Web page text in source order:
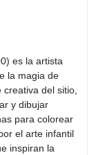
es la artista
la magia de
del sitio,
y dibujar
para colorear
el arte infantil
inspiran la